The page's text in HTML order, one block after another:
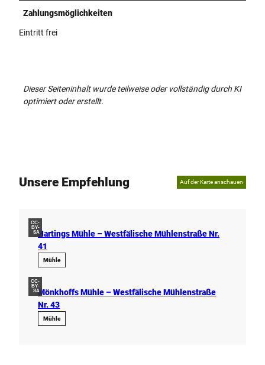
Zahlungsmöglichkeiten
Eintritt frei
Dieser Seiteninhalt wurde teilweise oder vollständig durch KI
optimiert oder erstellt.
Unsere Empfehlung Auf der Karte anschauen
CC-
BY-
SAHartings Mühle – Westfälische Mühlenstraße Nr.
41
Mühle
CC-
BY-
SAMönkhoffs Mühle – Westfälische Mühlenstraße
Nr. 43
Mühle